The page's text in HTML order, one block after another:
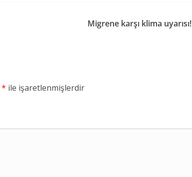
Migrene karşı klima uyarısı!
* ile işaretlenmişlerdir